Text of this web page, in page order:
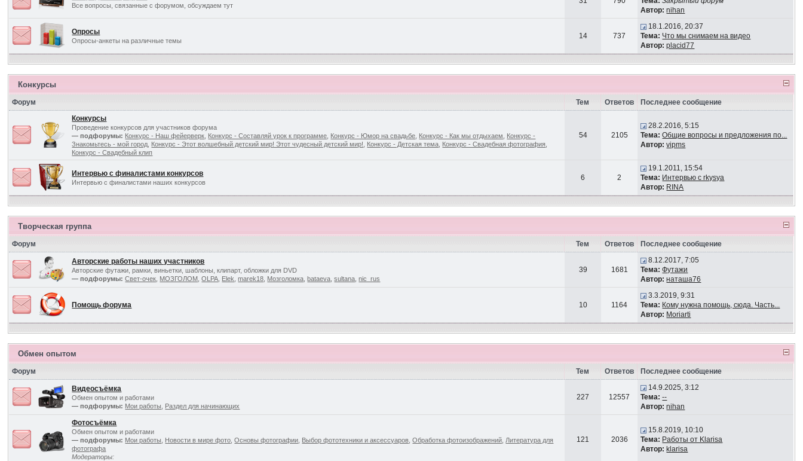
Все вопросы, связанные с форумом, обсуждаем тут
Автор: nihan
Опросы
Опросы-анкеты на различные темы
14 737
18.1.2016, 20:37
Тема: Что мы снимаем на видео
Автор: placid77
Конкурсы
Форум Тем Ответов
Последнее сообщение
Конкурсы
Проведение конкурсов для участников форума
— подфорумы: Конкурс - Наш фейерверк Конкурс - Составляй урок к программе Конкурс - Юмор на свадьбе Конкурс - Как мы отдыхаем
Конкурс -
Знакомьтесь - мой город Конкурс - Этот волшебный детский мир! Этот чудесный детский мир! Конкурс - Детская тема Конкурс - Свадебная фотография
Конкурс - Свадебный клип
54 2105
28.2.2016, 5:15
Тема: Общие вопросы и предложения по...
Автор: vipms
Интервью с финалистами конкурсов
Интервью с финалистами наших конкурсов
6 2
19.1.2011, 15:54
Тема: Интервью с rkysya
Автор: RINA
Творческая группа
Форум Тем Ответов Последнее сообщение
Авторские работы наших участников
Авторские футажи, рамки, виньетки, шаблоны, клипарт, обложки для DVD
— подфорумы: Свет-очек МОЗГОЛОМ ,OLPA Elek ,marek18 Мозголомка ,bataeva ,sultana ,nic_rus
39 1681
8.12.2017, 7:05
Тема: Футажи
Автор: наташа76
Помощь форума 10 1164
3.3.2019, 9:31
Тема: Кому нужна помощь, сюда. Часть...
Автор: Moriarti
Обмен опытом
Форум Тем Ответов Последнее сообщение
Видеосъёмка
Обмен опытом и работами
— подфорумы: Мои работы Раздел для начинающих
227 12557
14.9.2025, 3:12
Тема: --
Автор: nihan
Фотосъёмка
Обмен опытом и работами
— подфорумы: Мои работы Новости в мире фото ,Основы фотографии Выбор фототехники и аксессуаров ,Обработка фотоизображений Литература для
фотографа
Модераторы:
121 2036
15.8.2019, 10:10
Тема: Работы от Klarisa
Автор: klarisa